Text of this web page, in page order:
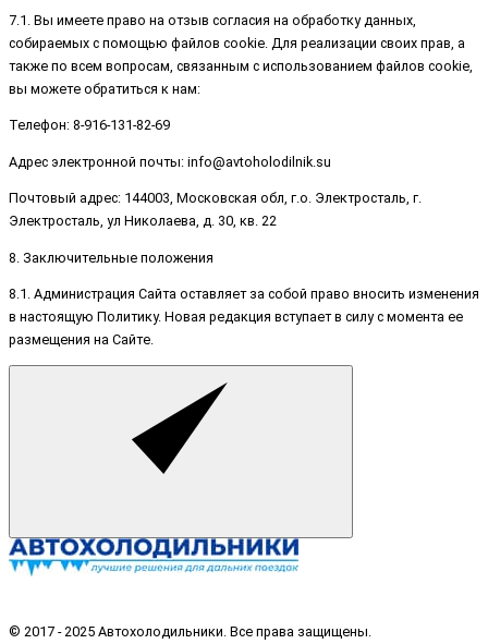
7.1. Вы имеете право на отзыв согласия на обработку данных,
собираемых с помощью файлов cookie. Для реализации своих прав, а
также по всем вопросам, связанным с использованием файлов cookie,
вы можете обратиться к нам:
Телефон: 8-916-131-82-69
Адрес электронной почты: info@avtoholodilnik.su
Почтовый адрес: 144003, Московская обл, г.о. Электросталь, г.
Электросталь, ул Николаева, д. 30, кв. 22
8. Заключительные положения
8.1. Администрация Сайта оставляет за собой право вносить изменения
в настоящую Политику. Новая редакция вступает в силу с момента ее
размещения на Сайте.
© 2017 - 2025 Автохолодильники. Все права защищены.